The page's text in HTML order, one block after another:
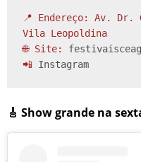
📍 Endereço: Av.
Vila Leopoldina
🌐 Site:
📲 Instagram
🎸 Show grande na